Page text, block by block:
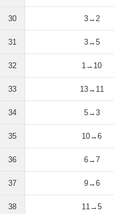
30 3→2
31 3→5
32 1→10
33 13→11
34 5→3
35 10→6
36 6→7
37 9→6
38 11→5